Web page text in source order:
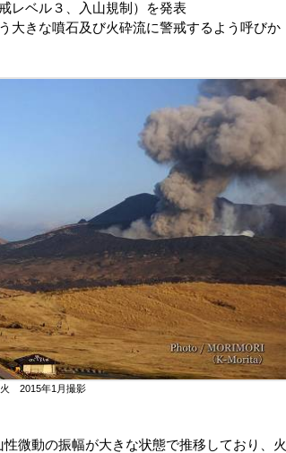
レベル３、入山規制）を発表
大きな噴石及び火砕流に警戒するよう呼びか
2015年1月撮影
微動の振幅が大きな状態で推移しており、火